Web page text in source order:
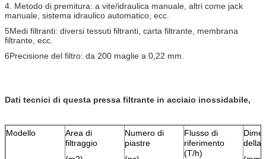
4. Metodo di premitura: a vite/idraulica manuale, altri come jack
manuale, sistema idraulico automatico, ecc.
5Medi filtranti: diversi tessuti filtranti, carta filtrante, membrana
filtrante, ecc.
6Precisione del filtro: da 200 maglie a 0,22 mm.
Dati tecnici di questa pressa filtrante in acciaio inossidabile,
Modello
Area di
filtraggio
Numero di
piastre
Flusso di
riferimento
(T/h)
della